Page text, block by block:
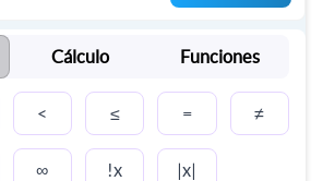
Cálculo Funciones
< ≤ = ≠
∞ !x |x|